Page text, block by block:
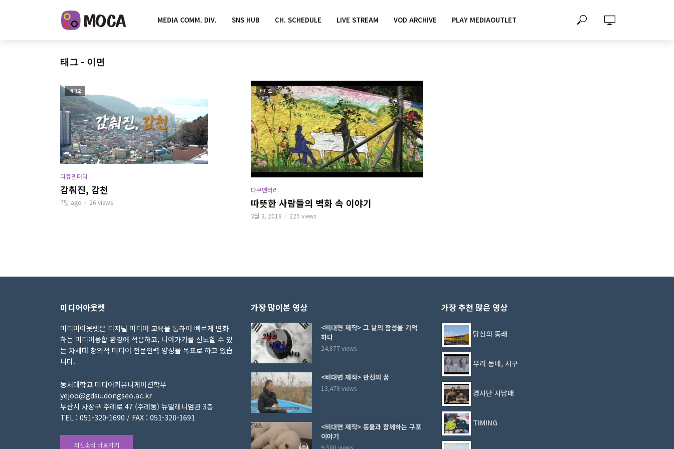
MEDIA COMM. DIV. SNS HUB CH. SCHEDULE LIVE STREAM VOD ARCHIVE PLAY MEDIAOUTLET
태그 - 이면
비디오
다큐멘터리
감춰진, 감천
7달 ago 26 views
비디오
다큐멘터리
따뜻한 사람들의 벽화 속 이야기
3월 3, 2018 225 views
미디어아웃렛
미디어아웃렛은 디지털 미디어 교육을 통하여 빠르게 변화
하는 미디어융합 환경에 적응하고, 나아가기를 선도할 수 있
는 차세대 창의적 미디어 전문인력 양성을 목표로 하고 있습
니다.
동서대학교 미디어커뮤니케이션학부
yejoo@gdsu.dongseo.ac.kr
부산시 사상구 주례로 47 (주례동) 뉴밀레니엄관 3층
TEL : 051-320-1690 / FAX : 051-320-1691
최신소식 바로가기
가장 많이본 영상
<비대면 제작> 그 날의 함성을 기억
하다
24,877 views
<비대면 제작> 만선의 꿈
13,479 views
<비대면 제작> 동물과 함께하는 구포
이야기
가장 추천 많은 영상
당신의 동래
우리 동네, 서구
경사난 사남매
TIMING